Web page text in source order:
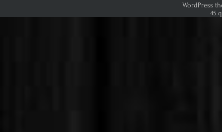
WordPress
45